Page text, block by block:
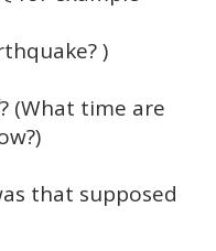
)
(What time are
that supposed